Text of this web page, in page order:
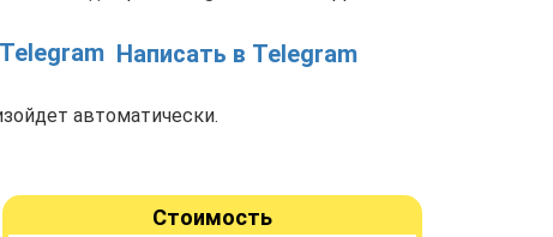
Написать в Telegram
автоматически.
Стоимость